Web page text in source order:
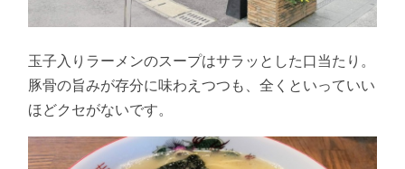
玉子入りラーメンのスープはサラッとした口当たり。
豚骨の旨みが存分に味わえつつも、全くといっていい
ほどクセがないです。